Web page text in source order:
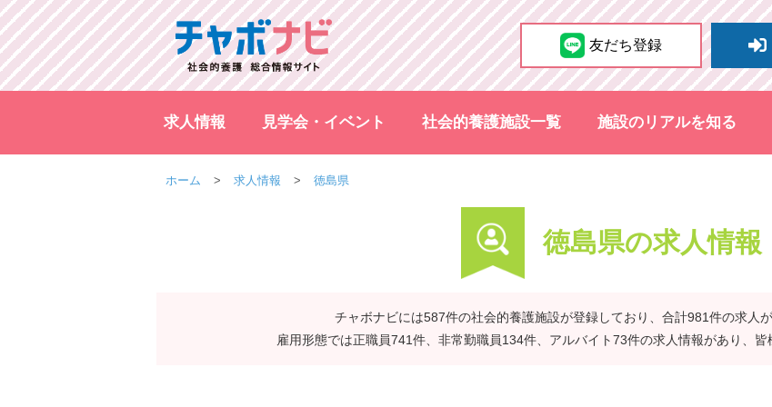
友だち登録
求人情報 見学会・イベント 社会的養護施設一覧 施設のリアルを知る
ホーム 求人情報 徳島県
徳島県の求人情報
チャボナビには587件の社会的養護施設が登録しており、合計981件の求人が
雇用形態では正職員741件、非常勤職員134件、アルバイト73件の求人情報があり、皆